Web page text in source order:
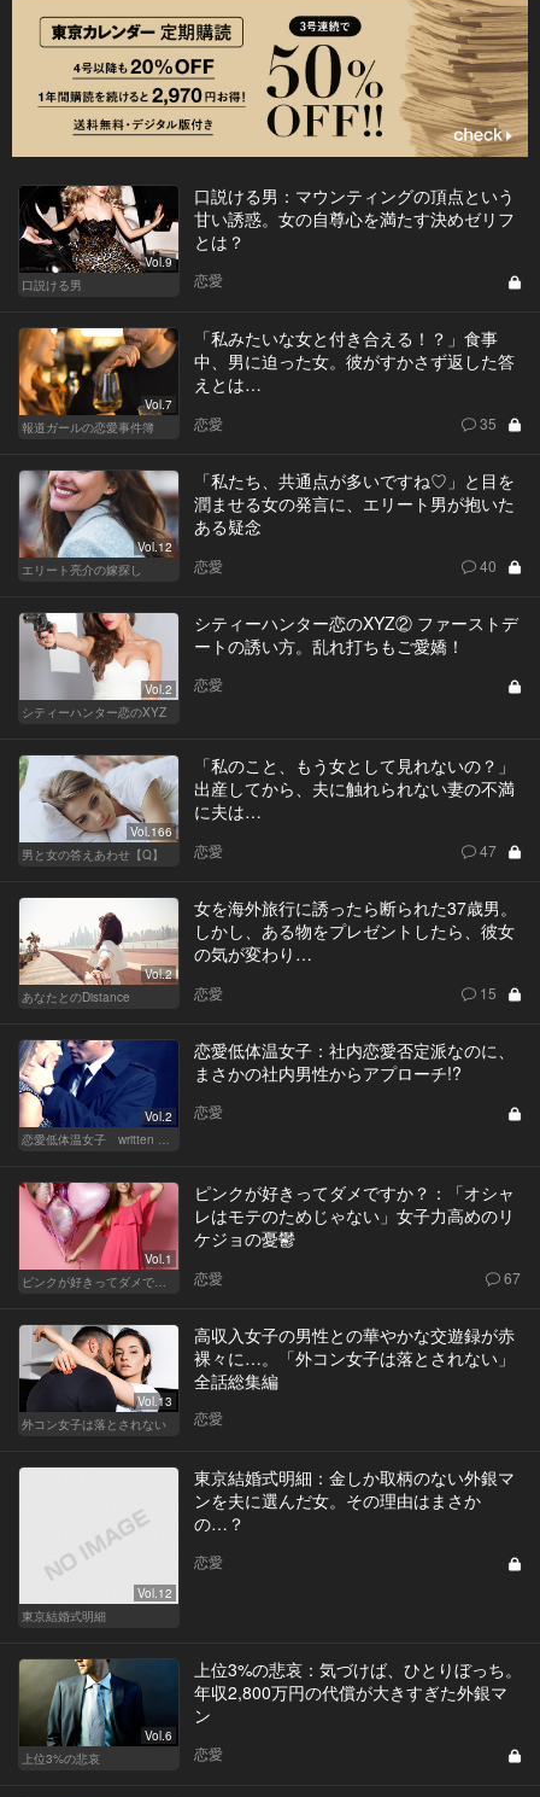
Vol.9
口説ける男
口説ける男：マウンティングの頂点という
甘い誘惑。女の自尊心を満たす決めゼリフ
とは？
恋愛
Vol.7
報道ガールの恋愛事件簿
「私みたいな女と付き合える！？」食事
中、男に迫った女。彼がすかさず返した答
えとは…
恋愛 35
Vol.12
エリート亮介の嫁探し
「私たち、共通点が多いですね♡」と目を
潤ませる女の発言に、エリート男が抱いた
ある疑念
恋愛 40
Vol.2
シティーハンター恋のXYZ
シティーハンター恋のXYZ② ファーストデ
ートの誘い方。乱れ打ちもご愛嬌！
恋愛
Vol.166
男と女の答えあわせ【Q】
「私のこと、もう女として見れないの？」
出産してから、夫に触れられない妻の不満
に夫は…
恋愛 47
Vol.2
あなたとのDistance
女を海外旅行に誘ったら断られた37歳男。
しかし、ある物をプレゼントしたら、彼女
の気が変わり…
恋愛 15
Vol.2
恋愛低体温女子：社内恋愛否定派なのに、
まさかの社内男性からアプローチ!?
恋愛
Vol.1
ピンクが好きってダメですか？：「オシャ
レはモテのためじゃない」女子力高めのリ
ケジョの憂鬱
恋愛 67
Vol.13
外コン女子は落とされない
高収入女子の男性との華やかな交遊録が赤
裸々に…。「外コン女子は落とされない」
全話総集編
恋愛
Vol.12
東京結婚式明細
東京結婚式明細：金しか取柄のない外銀マ
ンを夫に選んだ女。その理由はまさか
の…？
恋愛
Vol.6
上位3%の悲哀
上位3%の悲哀：気づけば、ひとりぼっち。
年収2,800万円の代償が大きすぎた外銀マ
ン
恋愛